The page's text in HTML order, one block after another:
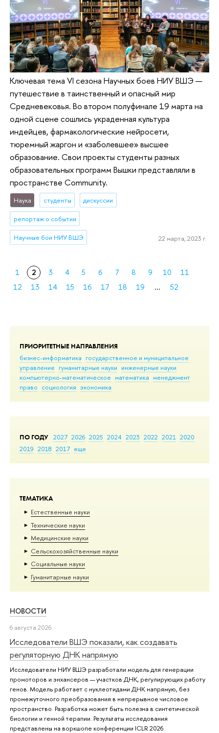
ПРИОРИТЕТНЫЕ НАПРАВЛЕНИЯ
бизнес-информатика государственное и муниципальное
управление гуманитарные науки инженерные науки
компьютерно-математическое математика менеджмент
право социология экономика
ПО ГОДУ 2027 2026 2025 2024 2023 2022 2021 2020
2019 2018 2017 еще
ТЕМАТИКА
Естественные науки
Тех­ничес­кие науки
Медицинские науки
Сельскохозяйственные науки
Социальные науки
Гуманитарные науки
НОВОСТИ
6 августа 2026
Исследователи ВШЭ показали, как создавать
регуляторную ДНК напрямую
Исследователи НИУ ВШЭ разработали модель для генерации
промоторов и энхансеров — участков ДНК, регулирующих работу
генов. Модель работает с нуклеотидами ДНК напрямую, без
промежуточного преобразования в непрерывное числовое
пространство. Разработка может быть полезна в синтетической
биологии и генной терапии. Результаты исследования
представлены на воркшопе конференции ICLR 2026.
Ключевая тема VI сезона Научных боев НИУ ВШЭ —
путешествие в таинственный и опасный мир
Средневековья. Во втором полуфинале 19 марта на
одной сцене сошлись украденная культура
индейцев, фармакологические нейросети,
тюремный жаргон и «заболевшее» высшее
образование. Свои проекты студенты разных
образовательных программ Вышки представляли в
пространстве Community.
Наука студенты дискуссии
репортаж о событии
Научные бои НИУ ВШЭ 22 марта, 2023 г.
1 2 3 4 5 6 7 8 9 10
11
12
13 14 15 16 17 18 19 ... 52